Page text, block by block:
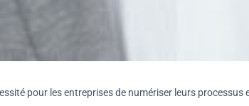
pour les entreprises de numériser leurs